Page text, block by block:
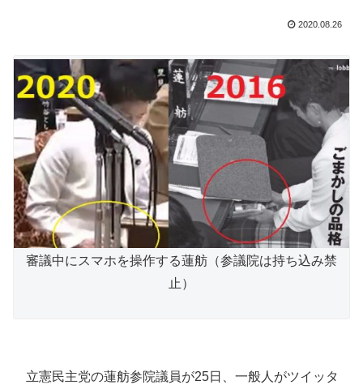
2020.08.26
審議中にスマホを操作する蓮舫（参議院は持ち込み禁
止）
立憲民主党の蓮舫参院議員が25日、一般人がツイッタ